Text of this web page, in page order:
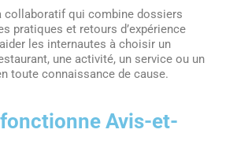
collaboratif qui combine dossiers
pratiques et retours d’expérience
les internautes à choisir un
une activité, un service ou un
toute connaissance de cause.
Avis-et-